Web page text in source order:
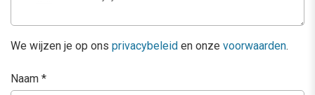
We wijzen je op ons privacybeleid en onze voorwaarden.
Naam *